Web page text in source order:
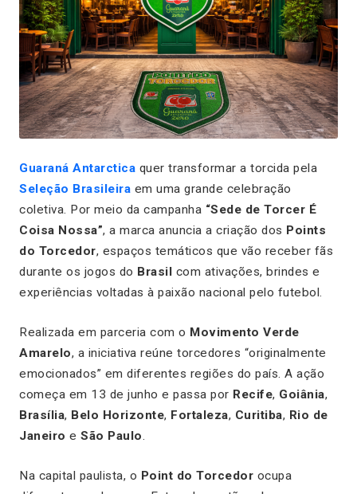
Guaraná Antarctica quer transformar a torcida pela
Seleção Brasileira em uma grande celebração
coletiva. Por meio da campanha “Sede de Torcer É
Coisa Nossa”, a marca anuncia a criação dos Points
do Torcedor, espaços temáticos que vão receber fãs
durante os jogos do Brasil com ativações, brindes e
experiências voltadas à paixão nacional pelo futebol.
Realizada em parceria com o Movimento Verde
Amarelo, a iniciativa reúne torcedores “originalmente
emocionados” em diferentes regiões do país. A ação
começa em 13 de junho e passa por Recife, Goiânia,
Brasília, Belo Horizonte, Fortaleza, Curitiba, Rio de
Janeiro e São Paulo.
Na capital paulista, o Point do Torcedor ocupa